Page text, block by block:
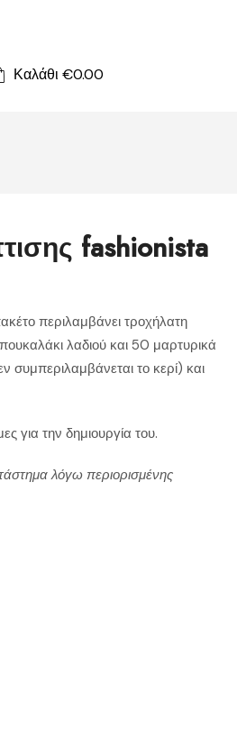
Καλάθι €0.00
fashionista
περιλαμβάνει τροχήλατη
λαδιού και 50 μαρτυρικά
συμπεριλαμβάνεται το κερί) και
για την δημιουργία του.
λόγω περιορισμένης